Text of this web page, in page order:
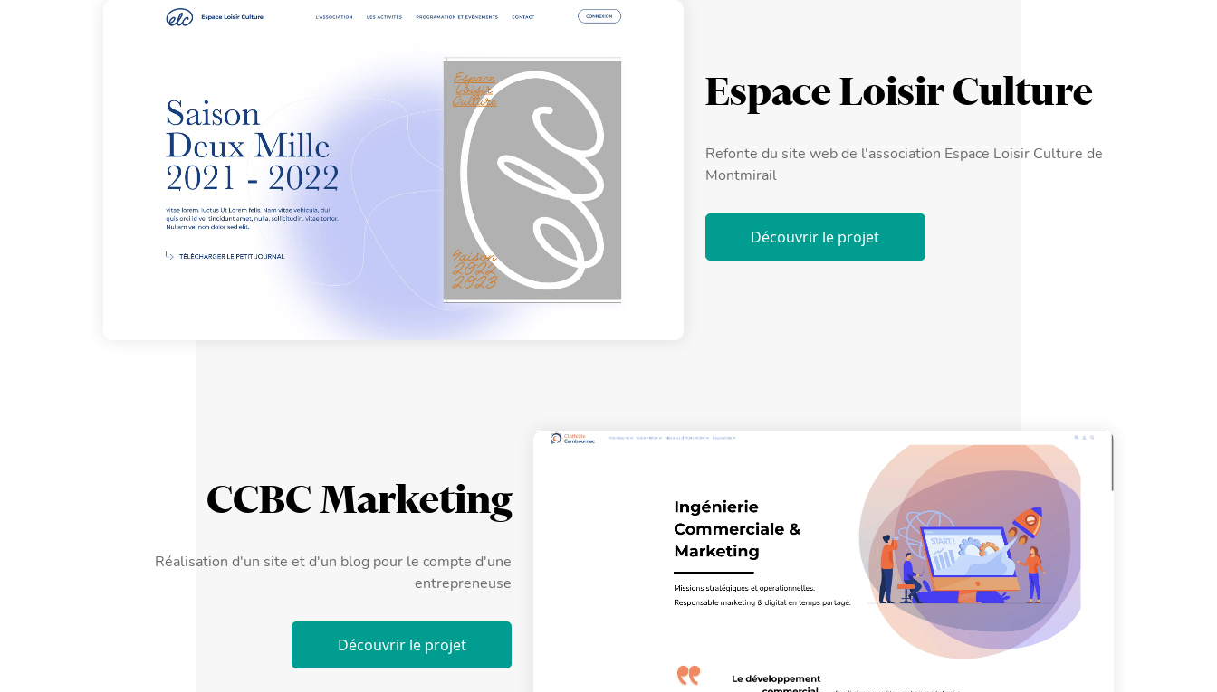
Espace Loisir Culture
Refonte du site web de l'association Espace Loisir Culture de
Montmirail
Découvrir le projet
CCBC Marketing
Réalisation d'un site et d'un blog pour le compte d'une
entrepreneuse
Découvrir le projet